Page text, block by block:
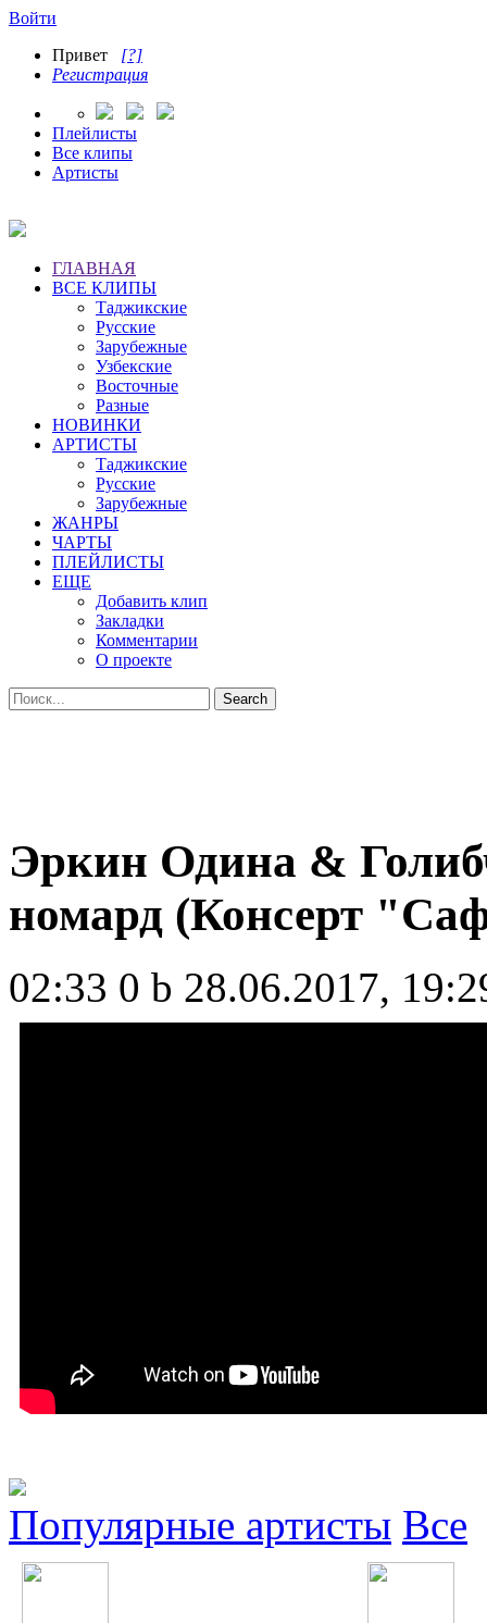
Войти
Привет [?]
Регистрация
Плейлисты
Все клипы
Артисты
ГЛАВНАЯ
ВСЕ КЛИПЫ
Таджикские
Русские
Зарубежные
Узбекские
Восточные
Разные
НОВИНКИ
АРТИСТЫ
Таджикские
Русские
Зарубежные
ЖАНРЫ
ЧАРТЫ
ПЛЕЙЛИСТЫ
ЕЩЕ
Добавить клип
Закладки
Комментарии
О проекте
Эркин Одина &
номард (Консерт
02:33 0 b 28.06.2017,
Популярные артисты Все